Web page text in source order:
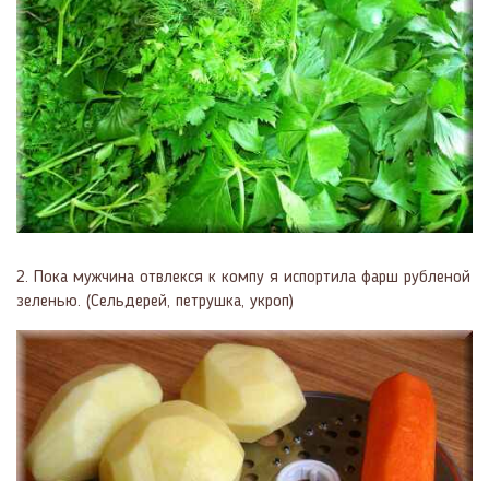
2. Пока мужчина отвлекся к компу я испортила фарш рубленой
зеленью. (Сельдерей, петрушка, укроп)